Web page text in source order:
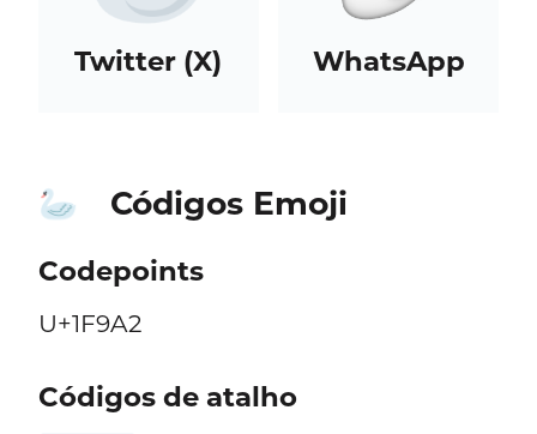
Twitter (X) WhatsApp
🦢 Códigos Emoji
Codepoints
U+1F9A2
Códigos de atalho